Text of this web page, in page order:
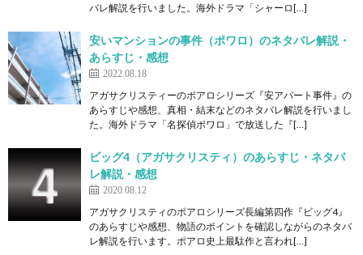
バレ解説を行いました。海外ドラマ「シャーロ[…]
安いマンションの事件（ポワロ）のネタバレ解説・
あらすじ・感想
2022.08.18
アガサクリスティーのポアロシリーズ『安アパート事件』の
あらすじや感想、真相・結末などのネタバレ解説を行いまし
た。海外ドラマ「名探偵ポワロ」で放送した『[…]
ビッグ4（アガサクリスティ）のあらすじ・ネタバ
レ解説・感想
2020.08.12
アガサクリスティのポアロシリーズ長編第四作『ビッグ4』
のあらすじや感想、物語のポイントを確認しながらのネタバ
レ解説を行います。ポアロ史上最駄作と言われ[…]